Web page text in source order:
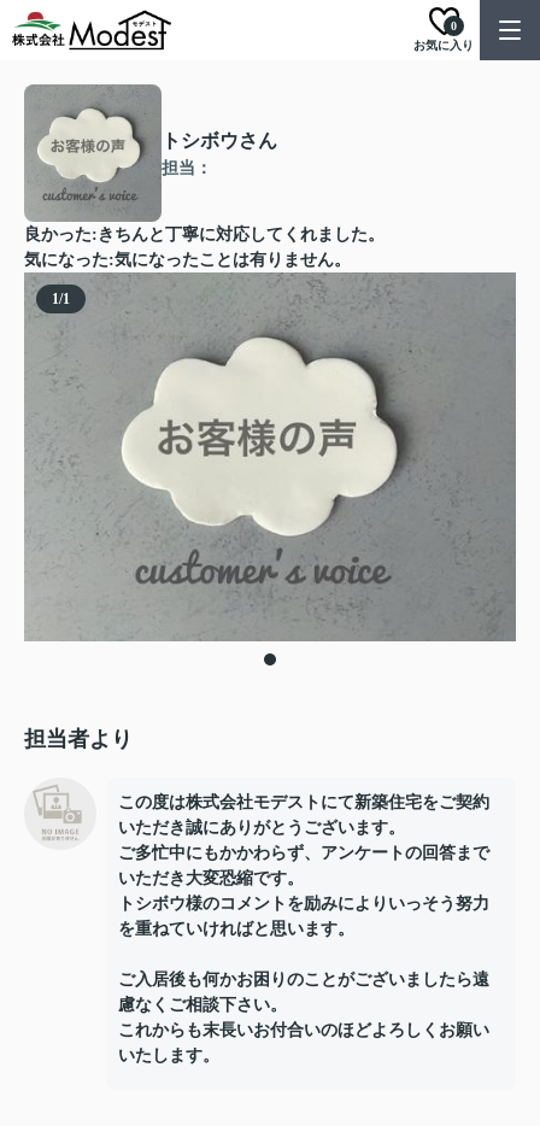
お気に入り
0
トシボウさん
担当：
良かった:きちんと丁寧に対応してくれました。
気になった:気になったことは有りません。
1/1
担当者より
この度は株式会社モデストにて新築住宅をご契約
いただき誠にありがとうございます。
ご多忙中にもかかわらず、アンケートの回答まで
いただき大変恐縮です。
トシボウ様のコメントを励みによりいっそう努力
を重ねていければと思います。
ご入居後も何かお困りのことがございましたら遠
慮なくご相談下さい。
これからも末長いお付合いのほどよろしくお願い
いたします。